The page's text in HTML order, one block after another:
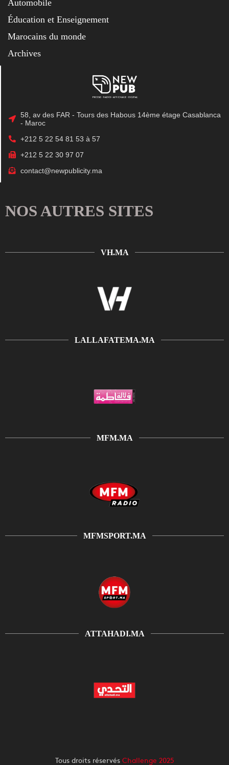
Automobile
Éducation et Enseignement
Marocains du monde
Archives
58, av des FAR - Tours des Habous 14ème étage Casablanca
- Maroc
+212 5 22 54 81 53 à 57
+212 5 22 30 97 07
contact@newpublicity.ma
NOS AUTRES SITES
VH.MA
LALLAFATEMA.MA
MFM.MA
MFMSPORT.MA
ATTAHADI.MA
Tous droits réservés Challenge 2025